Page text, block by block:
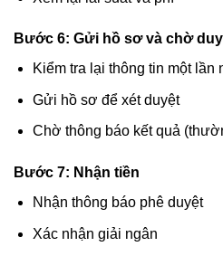
Bước 6: Gửi hồ sơ và chờ
Kiểm tra lại thông tin một lần
Gửi hồ sơ để xét duyệt
Chờ thông báo kết quả
Bước 7: Nhận tiền
Nhận thông báo phê duyệt
Xác nhận giải ngân